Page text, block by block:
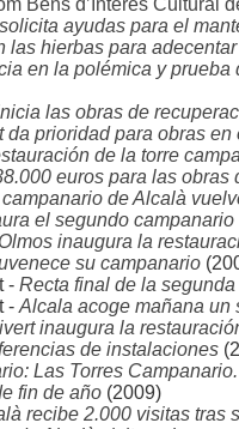
Béns d’Interés Cultural
ayudas para el
las hierbas para
en la polémica y
las obras de
da prioridad para obras en
de la torre
euros para las obras
de Alcalà
el segundo
inaugura la
su campanario
- Recta final de la
- Alcala acoge mañana un
inaugura la
de instalaciones
Las Torres
fin de año (2009)
recibe 2.000 visitas tras